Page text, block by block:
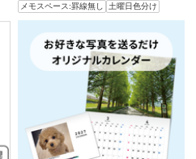
メモスペース:罫線無し
土曜日色分け